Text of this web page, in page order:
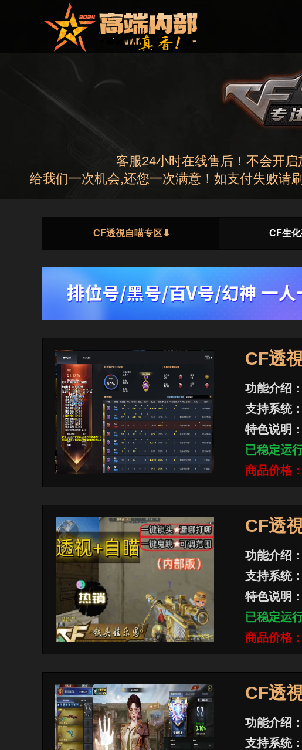
客服24小时在线售后！不会开
给我们一次机会,还您一次满意！如支付失败请
CF透視自喵专区⬇ CF生
CF透
功能介绍
支持系统
特色说明
已稳定运
商品价格
CF透
功能介绍
支持系统
特色说明
已稳定运
商品价格
CF透
功能介绍
支持系统